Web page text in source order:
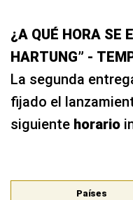
¿A QUÉ HORA SE
HARTUNG” -
La segunda
fijado el
siguiente horario
Países